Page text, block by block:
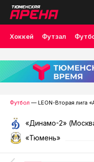
Хоккей Футзал
Лыжные гонки
Скалолазание
Футбол — LEON-Вторая лига
«Динамо-2»
«Тюмень»